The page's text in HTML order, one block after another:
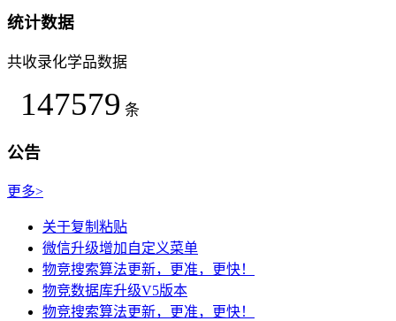
统计数据
共收录化学品数据
147579 条
公告
更多>
关于复制粘贴
微信升级增加自定义菜单
物竞搜索算法更新，更准，更快！
物竞数据库升级V5版本
物竞搜索算法更新，更准，更快！